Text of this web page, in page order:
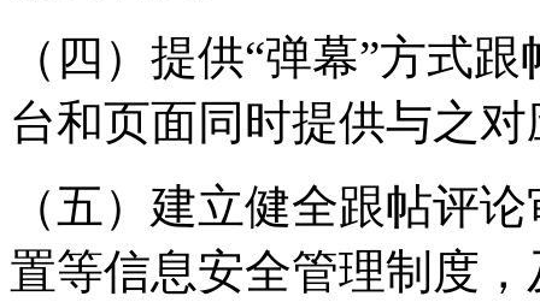
（四）提供“弹幕”方式
台和页面同时提供与之
（五）建立健全跟帖评
置等信息安全管理制度